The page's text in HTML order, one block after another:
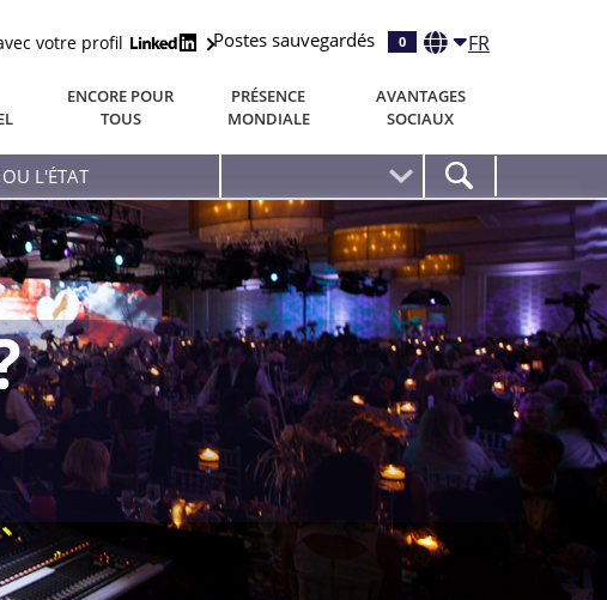
votre profil Postes sauvegardés 0 FR
ENCORE POUR
TOUS
PRÉSENCE
MONDIALE
AVANTAGES
SOCIAUX